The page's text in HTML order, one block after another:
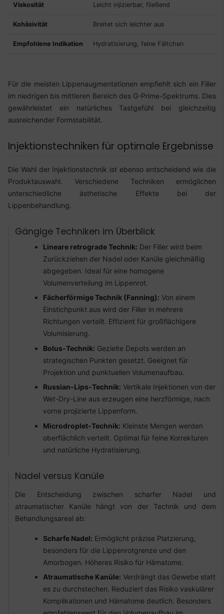
Viskosität Leicht injizierbar, fließend
Kohäsivität Breitet sich leichter aus
Empfohlene Indikation Hydratisierung, feine Fältchen
Für die meisten Lippenaugmentationen empfiehlt sich ein Filler
im niedrigen bis mittleren Bereich des G-Prime-Spektrums. Dies
gewährleistet ein natürliches Tastgefühl bei gleichzeitig
ausreichender Formstabilität.
Injektionstechniken für optimale Ergebnisse
Die Wahl der Injektionstechnik ist ebenso entscheidend wie die
Produktauswahl. Verschiedene Techniken ermöglichen
unterschiedliche ästhetische Effekte bei der
Lippenbehandlung.
Gängige Techniken im Überblick
Lineare retrograde Technik: Der Filler wird beim
Zurückziehen der Nadel oder Kanüle gleichmäßig
abgegeben. Ideal für eine homogene
Volumenverteilung im Lippenrot.
Fächerförmige Technik (Fanning): Von einem
Einstichpunkt aus wird der Filler in mehrere
Richtungen verteilt. Effizient für großflächigere
Volumisierung.
Bolus-Technik: Gezielte Depots werden an
strategischen Punkten gesetzt. Geeignet für
Projektion und punktuellen Volumenaufbau.
Russian-Lips-Technik: Vertikale Injektionen von der
Wet-Dry-Line aus erzeugen eine herzförmige, nach
vorne projizierte Lippenform.
Microdroplet-Technik: Kleinste Mengen werden
oberflächlich verteilt. Optimal für feine Korrekturen
und natürliche Hydratisierung.
Nadel versus Kanüle
Die Entscheidung zwischen scharfer Nadel und
atraumatischer Kanüle hängt von der Technik und dem
Behandlungsareal ab:
Scharfe Nadel: Ermöglicht präzise Platzierung,
besonders für die Lippenrotgrenze und den
Amorbogen. Höheres Risiko für Hämatome.
Atraumatische Kanüle: Verdrängt das Gewebe statt
es zu durchstechen. Reduziert das Risiko vaskulärer
Komplikationen und Hämatome deutlich. Besonders